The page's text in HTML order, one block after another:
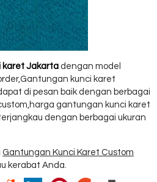
karet Jakarta dengan model
kunci karet
di pesan baik dengan berbagai
gantungan kunci karet
dengan berbagai ukuran
Gantungan Kunci Karet Custom
kerabat Anda.